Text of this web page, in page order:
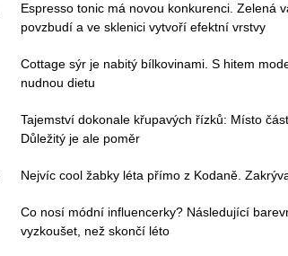
Espresso tonic má novou konkurenci. Zelená
povzbudí a ve sklenici vytvoří efektní vrstvy
Cottage sýr je nabitý bílkovinami. S hitem
nudnou dietu
Tajemství dokonale křupavých řízků: Místo
Důležitý je ale poměr
Nejvíc cool žabky léta přímo z Kodaně.
Co nosí módní influencerky? Následující
vyzkoušet, než skončí léto